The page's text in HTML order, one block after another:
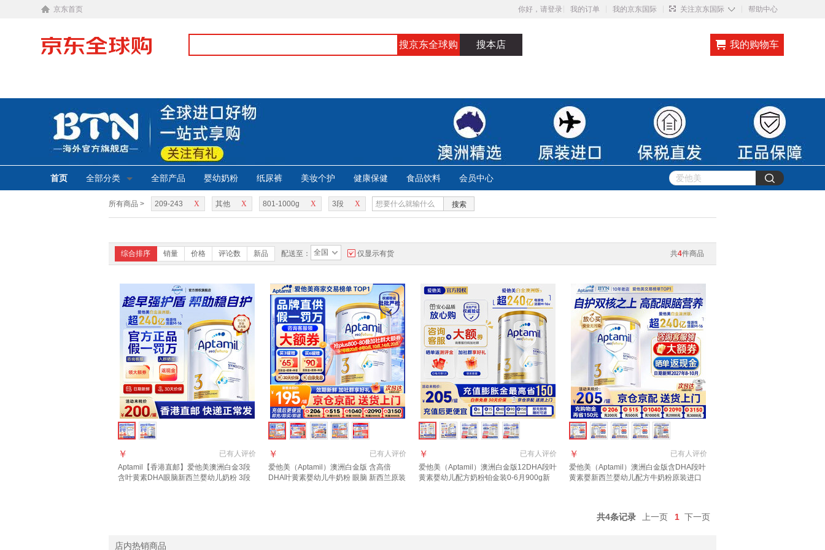
京东首页 你好，请登录 我的订单 我的京东国际 关注京东国际 ◇ 帮助中心
搜京东全球购 搜本店 我的购物车
首页 全部分类 全部产品 婴幼奶粉 纸尿裤 美妆个护 健康保健 食品饮料 会员中心
所有商品 > X
209-243 X
其他 X
801-1000g X
3段 搜索
共4件商品
综合排序 销量 价格 评论数 新品 配送至： 全国 仅显示有货
已有人评价
￥
Aptamil【香港直邮】爱他美澳洲白金3段
含叶黄素DHA眼脑新西兰婴幼儿奶粉 3段
已有人评价
￥
爱他美（Aptamil）澳洲白金版 含高倍
DHA叶黄素婴幼儿牛奶粉 眼脑 新西兰原装
已有人评价
￥
爱他美（Aptamil）澳洲白金版12DHA段叶
黄素婴幼儿配方奶粉铂金装0-6月900g新
已有人评价
￥
爱他美（Aptamil）澳洲白金版含DHA段叶
黄素婴新西兰婴幼儿配方牛奶粉原装进口
共4条记录 上一页 1 下一页
店内热销商品